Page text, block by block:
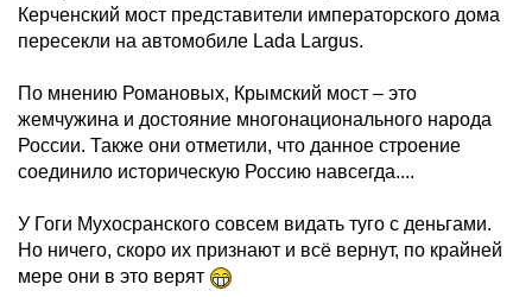
Керченский мост представители императорского дома
пересекли на автомобиле Lada Largus.
По мнению Романовых, Крымский мост – это
жемчужина и достояние многонационального народа
России. Также они отметили, что данное строение
соединило историческую Россию навсегда....
У Гоги Мухосранского совсем видать туго с деньгами.
Но ничего, скоро их признают и всё вернут, по крайней
мере они в это верят